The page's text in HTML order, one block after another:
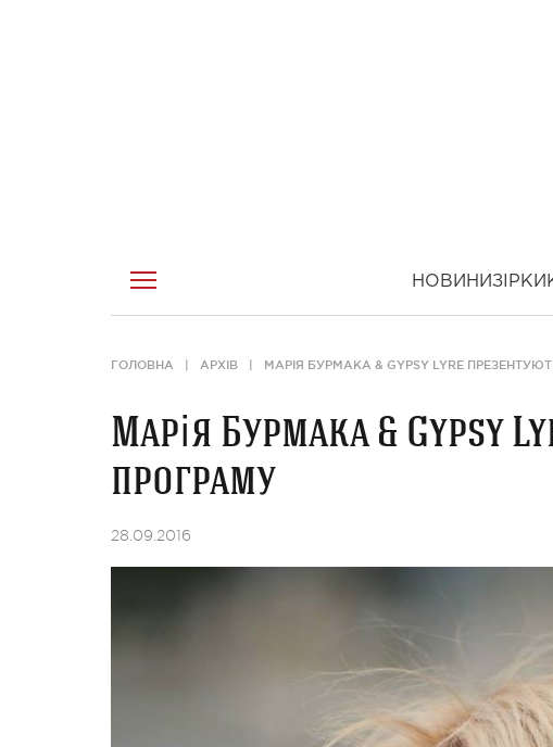
НОВИНИ ЗІРКИ
ГОЛОВНА АРХІВ МАРІЯ БУРМАКА & GYPSY LYRE
Марія Бурмака & Gypsy
програму
28.09.2016